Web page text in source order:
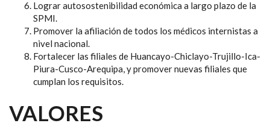
Lograr autosostenibilidad económica a largo plazo de la
SPMI.
Promover la afiliación de todos los médicos internistas a
nivel nacional.
Fortalecer las filiales de Huancayo-Chiclayo-Trujillo-Ica-
Piura-Cusco-Arequipa, y promover nuevas filiales que
cumplan los requisitos.
VALORES